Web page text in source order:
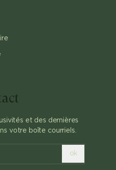
et des dernières
votre boîte courriels.
ok